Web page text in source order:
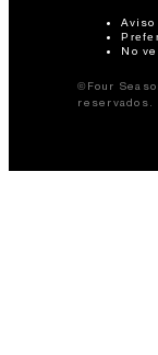
Aviso
No
©Four
reservados.